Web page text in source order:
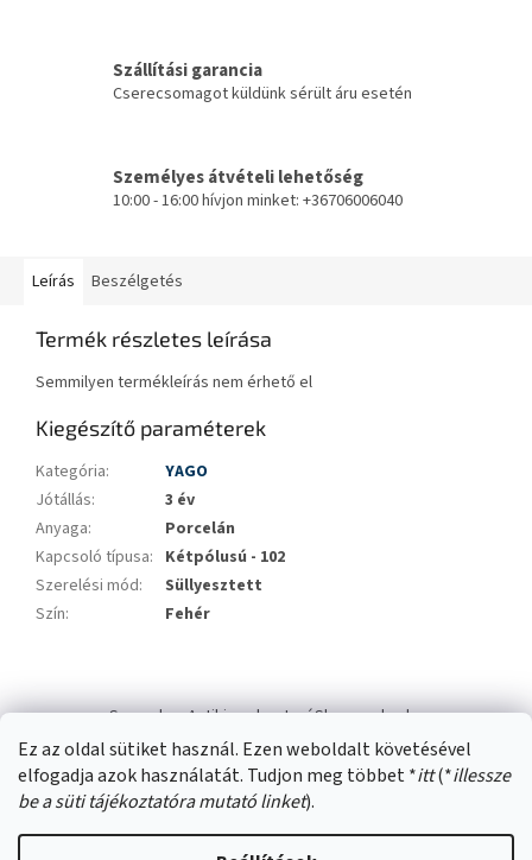
Ez az oldal sütiket használ. Ezen weboldalt követésével
elfogadja azok használatát. Tudjon meg többet *itt(*illessze
be a süti tájékoztatóra mutató linket).
Szállítási garancia
Cserecsomagot küldünk sérült áru esetén
Személyes átvételi lehetőség
10:00 - 16:00 hívjon minket: +36706006040
Leírás Beszélgetés
Termék részletes leírása
Semmilyen termékleírás nem érhető el
Kiegészítő paraméterek
Kategória:
YAGO
Jótállás:
3 év
Anyaga:
Porcelán
Kapcsoló típusa: Kétpólusú - 102
Szerelési mód:
Süllyesztett
Szín: Fehér
á
Swana.hu Antikizzo.hu IzzóShop solyo.hu